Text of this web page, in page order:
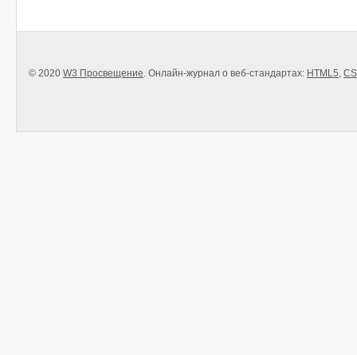
© 2020 W3 Просвещение. Онлайн-журнал о веб-стандартах: HTML5,